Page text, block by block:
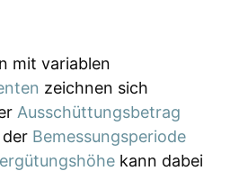
mit variablen
zeichnen sich
Ausschüttungsbetrag
Bemessungsperiode
kann dabei